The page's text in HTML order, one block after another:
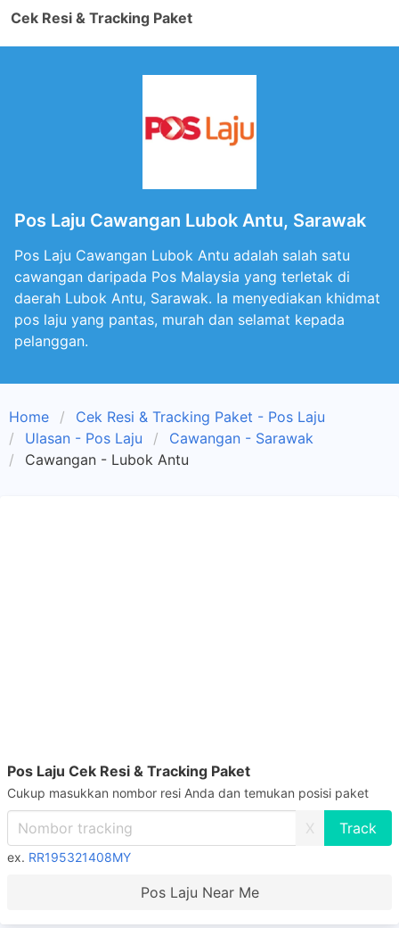
Cek Resi & Tracking Paket
Pos Laju Cawangan Lubok Antu, Sarawak
Pos Laju Cawangan Lubok Antu adalah salah satu
cawangan daripada Pos Malaysia yang terletak di
daerah Lubok Antu, Sarawak. Ia menyediakan khidmat
pos laju yang pantas, murah dan selamat kepada
pelanggan.
Home
Cek Resi & Tracking Paket - Pos Laju
Ulasan - Pos Laju
Cawangan - Sarawak
Cawangan - Lubok Antu
Pos Laju Cek Resi & Tracking Paket
Cukup masukkan nombor resi Anda dan temukan posisi paket
X
ex. RR195321408MY
Pos Laju Near Me